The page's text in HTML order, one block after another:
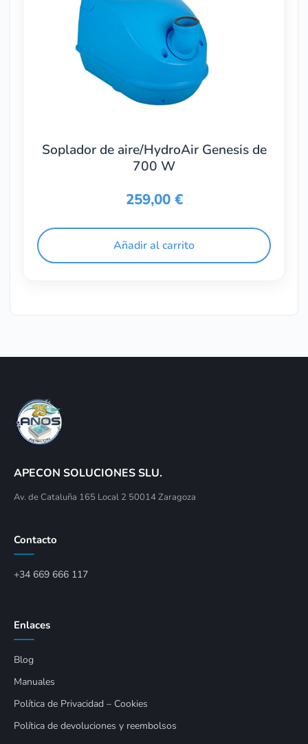
Soplador de aire/HydroAir Genesis de
700 W
259,00 €
Añadir al carrito
APECON SOLUCIONES SLU.
Av. de Cataluña 165 Local 2 50014 Zaragoza
Contacto
+34 669 666 117
Enlaces
Blog
Manuales
Política de Privacidad – Cookies
Política de devoluciones y reembolsos